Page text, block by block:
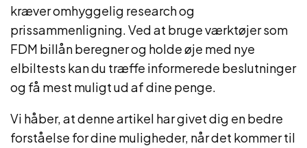
kræver omhyggelig research og
prissammenligning. Ved at bruge værktøjer som
FDM billån beregner og holde øje med nye
elbiltests kan du træffe informerede beslutninger
og få mest muligt ud af dine penge.
Vi håber, at denne artikel har givet dig en bedre
forståelse for dine muligheder, når det kommer til